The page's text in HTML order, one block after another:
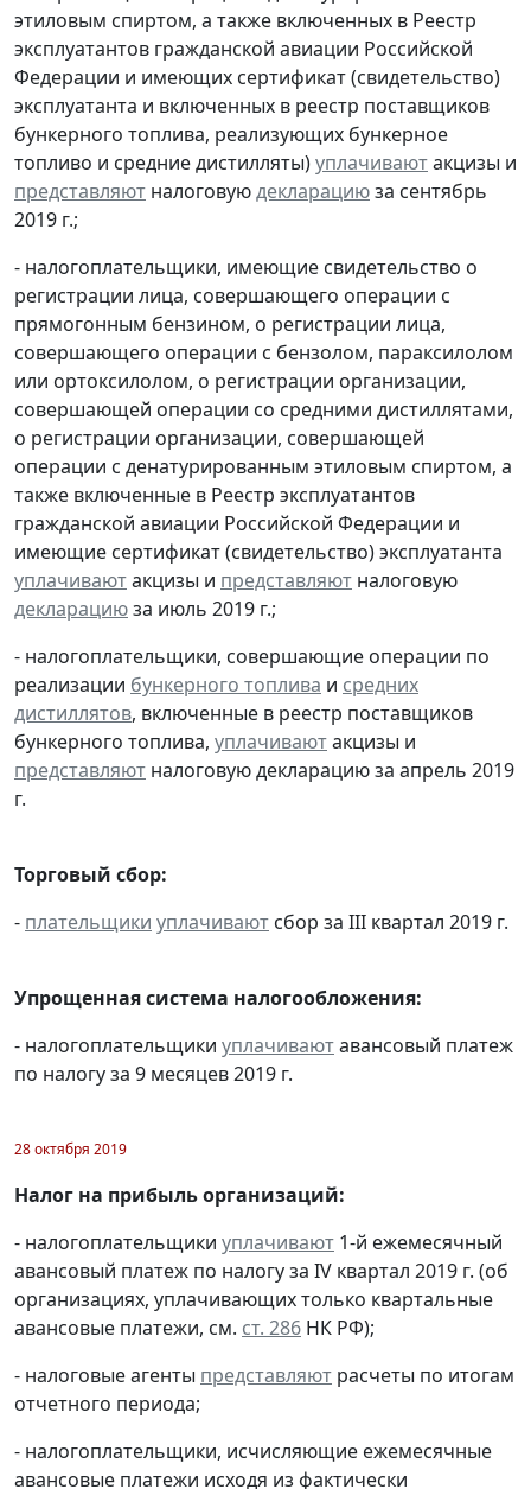
этиловым спиртом, а также включенных в Реестр
эксплуатантов гражданской авиации Российской
Федерации и имеющих сертификат (свидетельство)
эксплуатанта и включенных в реестр поставщиков
бункерного топлива, реализующих бункерное
топливо и средние дистилляты)уплачиваютакцизы и
представляют налоговуюдекларациюза сентябрь
2019 г.;
- налогоплательщики, имеющие свидетельство о
регистрации лица, совершающего операции с
прямогонным бензином, о регистрации лица,
совершающего операции с бензолом, параксилолом
или ортоксилолом, о регистрации организации,
совершающей операции со средними дистиллятами,
о регистрации организации, совершающей
операции с денатурированным этиловым спиртом, а
также включенные в Реестр эксплуатантов
гражданской авиации Российской Федерации и
имеющие сертификат (свидетельство) эксплуатанта
уплачиваютакцизы и представляют налоговую
декларациюза июль 2019 г.;
- налогоплательщики, совершающие операции по
реализации бункерного топлива и средних
дистиллятов, включенные в реестр поставщиков
бункерного топлива, уплачиваютакцизы и
представляют налоговую декларацию за апрель 2019
г.
Торговый сбор:
- плательщики уплачивают сбор за III квартал 2019 г.
Упрощенная система налогообложения:
- налогоплательщики уплачиваютавансовый платеж
по налогу за 9 месяцев 2019 г.
28 октября 2019
Налог на прибыль организаций:
- налогоплательщики уплачивают 1-й ежемесячный
авансовый платеж по налогу за IV квартал 2019 г. (об
организациях, уплачивающих только квартальные
авансовые платежи, см. ст. 286 НК РФ);
- налоговые агенты представляют расчеты по итогам
отчетного периода;
- налогоплательщики, исчисляющие ежемесячные
авансовые платежи исходя из фактически